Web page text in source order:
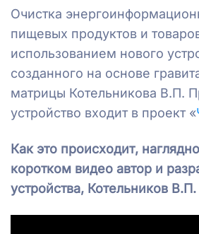
Очистка
пищевых продуктов и
использованием нового
созданного на основе
матрицы Котельникова В.П.
устройство входит в проект «
Как это происходит,
коротком видео автор и
устройства, Котельников В.П.